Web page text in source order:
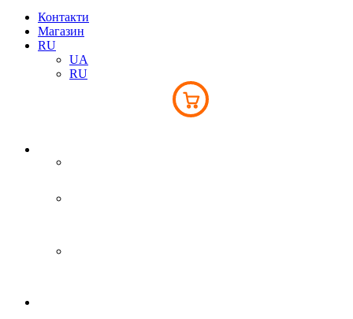
Контакти
Магазин
RU
UA
RU